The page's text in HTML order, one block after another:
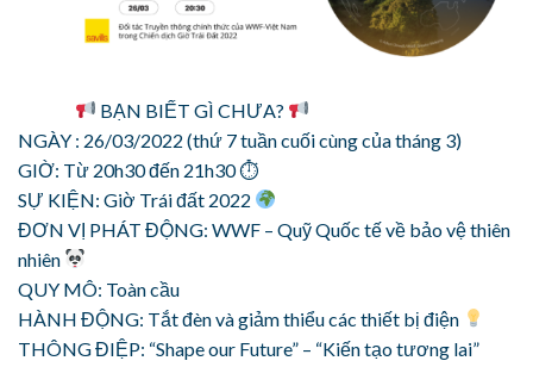
BẠN BIẾT GÌ CHƯA?
NGÀY : 26/03/2022 (thứ 7 tuần cuối cùng của tháng 3)
GIỜ: Từ 20h30 đến 21h30 ⏱
SỰ KIỆN: Giờ Trái đất 2022
ĐƠN VỊ PHÁT ĐỘNG: WWF – Quỹ Quốc tế về bảo vệ thiên
nhiên
QUY MÔ: Toàn cầu
HÀNH ĐỘNG: Tắt đèn và giảm thiểu các thiết bị điện
THÔNG ĐIỆP: “Shape our Future” – “Kiến tạo tương lai”